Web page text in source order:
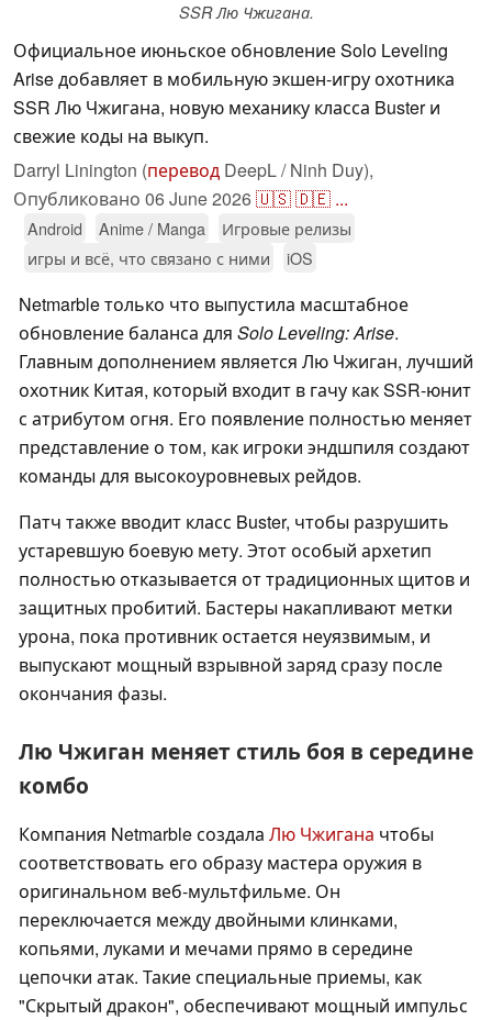
SSR Лю Чжигана.
Официальное июньское обновление Solo Leveling
Arise добавляет в мобильную экшен-игру охотника
SSR Лю Чжигана, новую механику класса Buster и
свежие коды на выкуп.
Darryl Linington (перевод DeepL / Ninh Duy),
Опубликовано 06 June 2026🇺🇸🇩🇪 ...
Android Anime / Manga
Игровые релизы
игры и всё, что связано с ними
iOS
Netmarble только что выпустила масштабное
обновление баланса для Solo Leveling: Arise.
Главным дополнением является Лю Чжиган, лучший
охотник Китая, который входит в гачу как SSR-юнит
с атрибутом огня. Его появление полностью меняет
представление о том, как игроки эндшпиля создают
команды для высокоуровневых рейдов.
Патч также вводит класс Buster, чтобы разрушить
устаревшую боевую мету. Этот особый архетип
полностью отказывается от традиционных щитов и
защитных пробитий. Бастеры накапливают метки
урона, пока противник остается неуязвимым, и
выпускают мощный взрывной заряд сразу после
окончания фазы.
Лю Чжиган меняет стиль боя в середине
комбо
Компания Netmarble создала Лю Чжигана чтобы
соответствовать его образу мастера оружия в
оригинальном веб-мультфильме. Он
переключается между двойными клинками,
копьями, луками и мечами прямо в середине
цепочки атак. Такие специальные приемы, как
"Скрытый дракон", обеспечивают мощный импульс